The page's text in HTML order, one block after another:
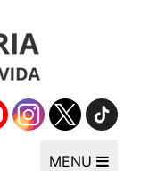
MENU